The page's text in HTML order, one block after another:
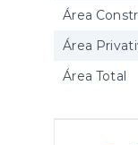
Área
Área
Área Total